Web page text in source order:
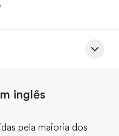
inglês
pela maioria dos